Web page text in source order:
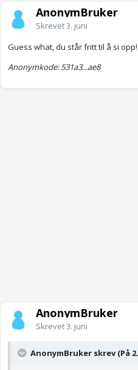
AnonymBruker
Skrevet3. juni
Guess what, du står fritt til å si opp!
Anonymkode: 531a3...ae8
AnonymBruker
Skrevet3. juni
AnonymBruker skrev (På